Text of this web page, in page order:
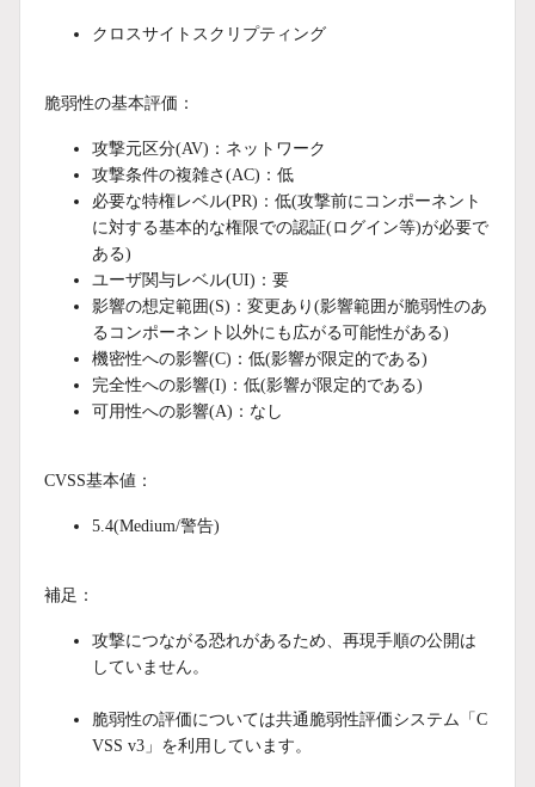
クロスサイトスクリプティング
脆弱性の基本評価：
攻撃元区分(AV)：ネットワーク
攻撃条件の複雑さ(AC)：低
必要な特権レベル(PR)：低(攻撃前にコンポーネント
に対する基本的な権限での認証(ログイン等)が必要で
ある)
ユーザ関与レベル(UI)：要
影響の想定範囲(S)：変更あり(影響範囲が脆弱性のあ
るコンポーネント以外にも広がる可能性がある)
機密性への影響(C)：低(影響が限定的である)
完全性への影響(I)：低(影響が限定的である)
可用性への影響(A)：なし
CVSS基本値：
5.4(Medium/警告)
補足：
攻撃につながる恐れがあるため、再現手順の公開は
していません。
脆弱性の評価については共通脆弱性評価システム「C
VSS v3」を利用しています。